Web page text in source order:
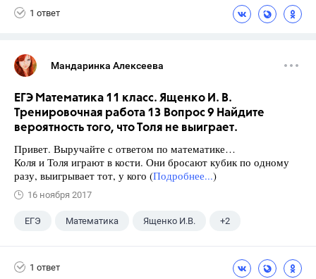
1 ответ
Мандаринка Алексеева
ЕГЭ Математика 11 класс. Ященко И. В.
Тренировочная работа 13 Вопрос 9 Найдите
вероятность того, что Толя не выиграет.
Привет. Выручайте с ответом по математике…
Коля и Толя играют в кости. Они бросают кубик по одному
разу, выигрывает тот, у кого (Подробнее...)
16 ноября 2017
ЕГЭ Математика Ященко И.В. +2
1 ответ